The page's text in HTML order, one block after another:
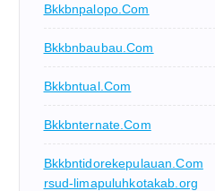
Bkkbnpalopo.com
Bkkbnbaubau.com
Bkkbntual.com
Bkkbnternate.com
Bkkbntidorekepulauan.com
rsud-limapuluhkotakab.org